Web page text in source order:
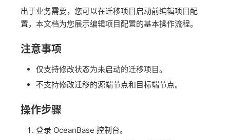
出于业务需要，您可以在迁移项目启动前编辑项目配
置，本文档为您展示编辑项目配置的基本操作流程。
注意事项
仅支持修改状态为未启动的迁移项目。
不支持修改迁移的源端节点和目标端节点。
操作步骤
登录 OceanBase 控制台。